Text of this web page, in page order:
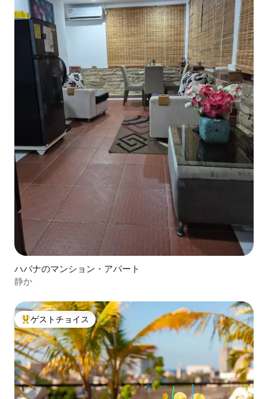
ハバナのマンション・アパート
静か
大好評のゲストチョイスです。
ゲストチョイス